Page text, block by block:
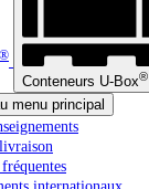
®
Conteneurs U-Box®
menu principal
internationaux